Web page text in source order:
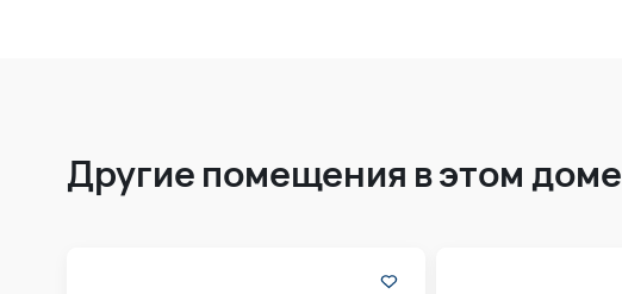
Другие помещения в этом доме